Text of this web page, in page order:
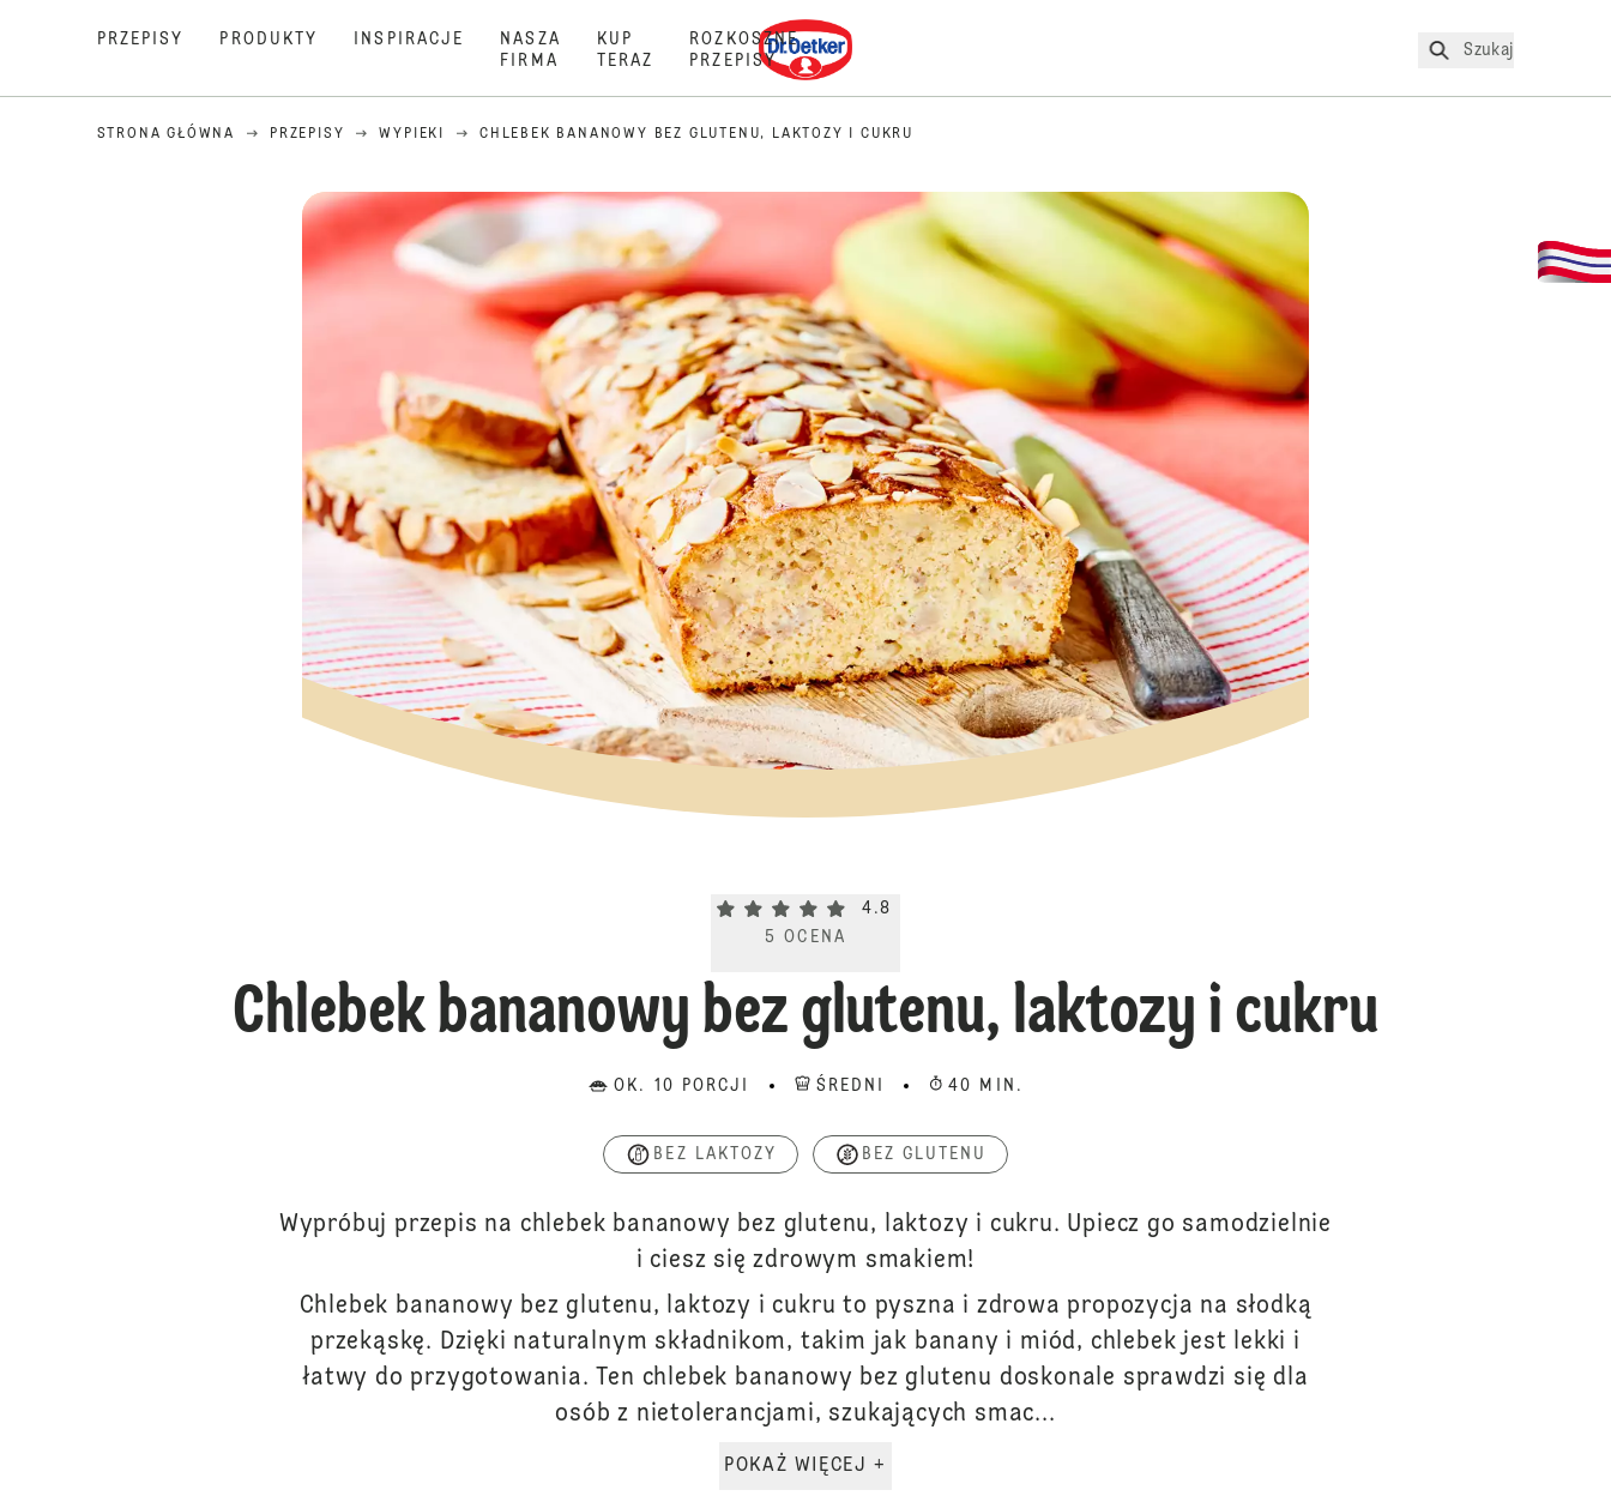
PRZEPISY PRODUKTY INSPIRACJE
NASZA
FIRMA
KUP
TERAZ
ROZKOSZNE
PRZEPISY
Dr. Oetker
Szukaj
STRONA GŁÓWNA PRZEPISY WYPIEKI CHLEBEK BANANOWY BEZ GLUTENU, LAKTOZY I CUKRU
Current rating 4.8. Click to rate.
4.8
5
OCENA
Chlebek bananowy bez glutenu, laktozy i cukru
OK. 10 PORCJI ŚREDNI 40 MIN.
BEZ LAKTOZY BEZ GLUTENU
Wypróbuj przepis na chlebek bananowy bez glutenu, laktozy i cukru. Upiecz go samodzielnie
i ciesz się zdrowym smakiem!
Chlebek bananowy bez glutenu, laktozy i cukru to pyszna i zdrowa propozycja na słodką
przekąskę. Dzięki naturalnym składnikom, takim jak banany i miód, chlebek jest lekki i
łatwy do przygotowania. Ten chlebek bananowy bez glutenu doskonale sprawdzi się dla
osób z nietolerancjami, szukających smac...
POKAŻ WIĘCEJ +